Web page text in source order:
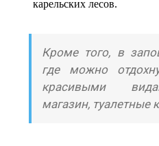
карельских лесов.
Кроме того, в
где можно
красивыми
магазин, туалетные